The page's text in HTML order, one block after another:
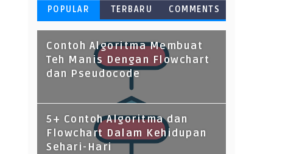
POPULAR TERBARU COMMENTS
Contoh Algoritma Membuat
Teh Manis Dengan Flowchart
dan Pseudocode
5+ Contoh Algoritma dan
Flowchart Dalam Kehidupan
Sehari-Hari